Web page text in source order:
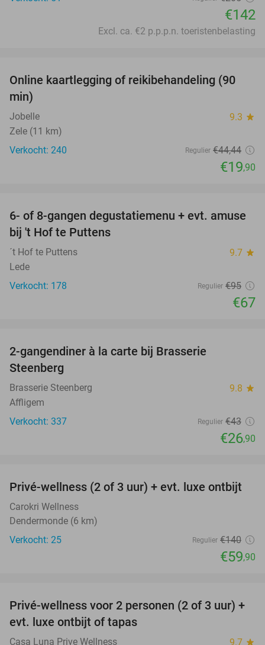
€142
Excl. ca. €2 p.p.p.n. toeristenbelasting
55%
Online kaartlegging of reikibehandeling (90
min)
Jobelle 9.3 star
Zele (11 km)
Verkocht: 240
Regulier €44,44
€19,90
29%
6- of 8-gangen degustatiemenu + evt. amuse
bij 't Hof te Puttens
´t Hof te Puttens 9.7 star
Lede
Verkocht: 178
Regulier €95
€67
2-gangendiner à la carte bij Brasserie
Steenberg
Brasserie Steenberg 9.8 star
Affligem
Verkocht: 337
Regulier €43
€26,90
57%
Privé-wellness (2 of 3 uur) + evt. luxe ontbijt
Carokri Wellness
Dendermonde (6 km)
Verkocht: 25
Regulier €140
€59,90
30%
Privé-wellness voor 2 personen (2 of 3 uur) +
evt. luxe ontbijt of tapas
Casa Luna Prive Wellness 9.7 star